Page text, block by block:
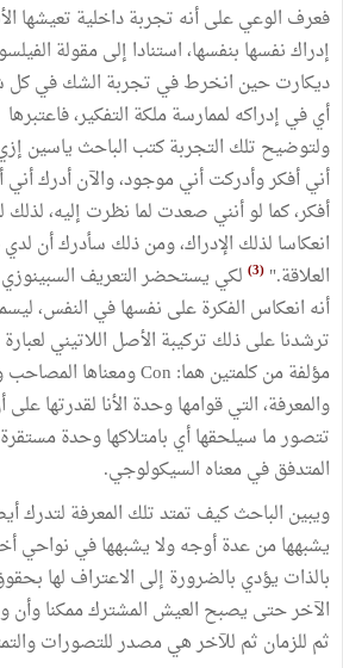
فعرف الوعي على أنه تجربة داخلية تعيشها
إدراك نفسها بنفسها، استنادا إلى مقولة
ديكارت حين انخرط في تجربة الشك في كل
أي في إدراكه لممارسة ملكة التفكير،
ولتوضيح تلك التجربة كتب الباحث ياسين
أني أفكر وأدركت أني موجود، والآن أدرك
أفكر، كما لو أنني صعدت لما نظرت إليه،
انعكاسا لذلك الإدراك، ومن ذلك سأدرك أن لدي
العلاقة." (3)
لكي يستحضر التعريف السبينوزي
أنه انعكاس الفكرة على نفسها في النفس،
والمعرفة، التي قوامها وحدة الأنا لقدرتها
تتصور ما سيلحقها أي بامتلاكها وحدة مستقرة
المتدفق في معناه السيكولوجي.
ويبين الباحث كيف تمتد تلك المعرفة لتدرك
يشبهها من عدة أوجه ولا يشبهها في نواحي
بالذات يؤدي بالضرورة إلى الاعتراف لها
الآخر حتى يصبح العيش المشترك ممكنا وأن
ثم للزمان ثم للآخر هي مصدر للتصورات